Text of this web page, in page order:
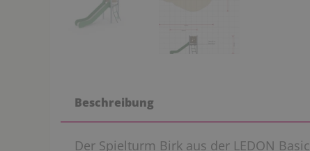
Beschreibung
Der Spielturm Birk aus der LEDON